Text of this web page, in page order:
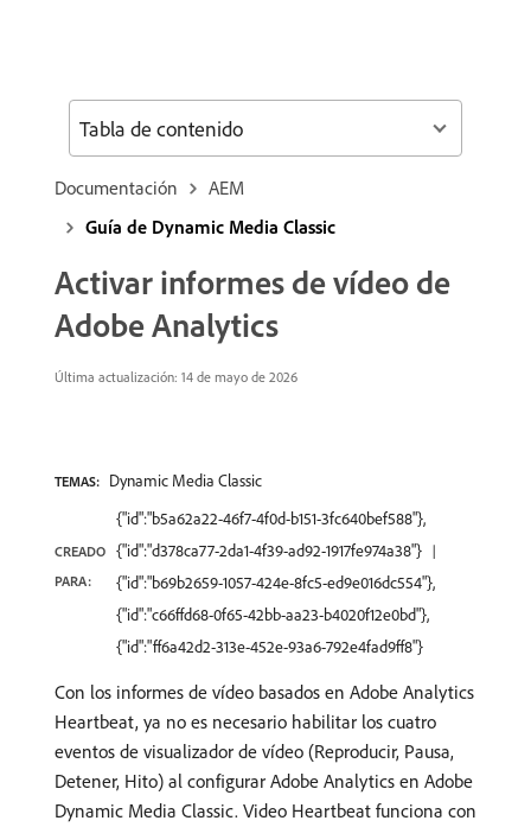
Documentación
AEM
Guía de Dynamic Media Classic
Activar informes de vídeo de
Adobe Analytics
Última actualización: 14 de mayo de 2026
TEMAS: Dynamic Media Classic
CREADO
PARA:
{"id":"b5a62a22-46f7-4f0d-b151-3fc640bef588"},
{"id":"d378ca77-2da1-4f39-ad92-1917fe974a38"}
{"id":"b69b2659-1057-424e-8fc5-ed9e016dc554"},
{"id":"c66ffd68-0f65-42bb-aa23-b4020f12e0bd"},
{"id":"ff6a42d2-313e-452e-93a6-792e4fad9ff8"}
Con los informes de vídeo basados en Adobe Analytics
Heartbeat, ya no es necesario habilitar los cuatro
eventos de visualizador de vídeo (Reproducir, Pausa,
Detener, Hito) al configurar Adobe Analytics en Adobe
Dynamic Media Classic. Video Heartbeat funciona con
Tabla de contenido